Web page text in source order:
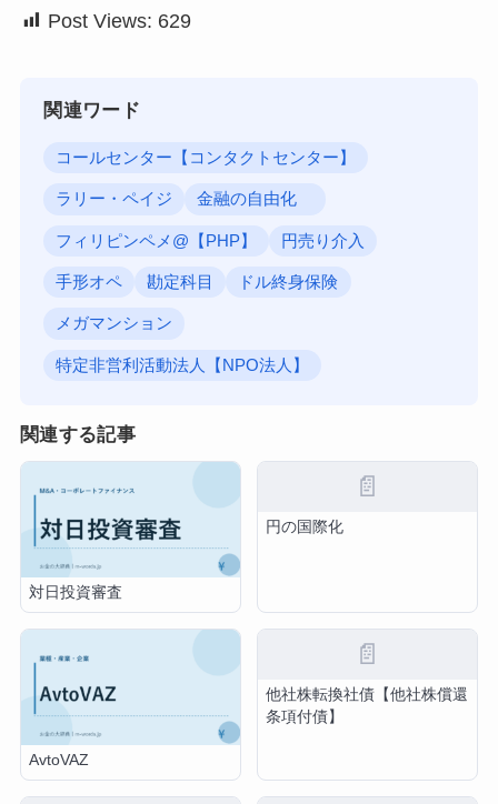
Post Views: 629
関連ワード
コールセンター【コンタクトセンター】
ラリー・ペイジ 金融の自由化
フィリピンペメ@【PHP】 円売り介入
手形オペ 勘定科目 ドル終身保険
メガマンション
特定非営利活動法人【NPO法人】
関連する記事
対日投資審査
📄
円の国際化
AvtoVAZ
📄
他社株転換社債【他社株償還
条項付債】